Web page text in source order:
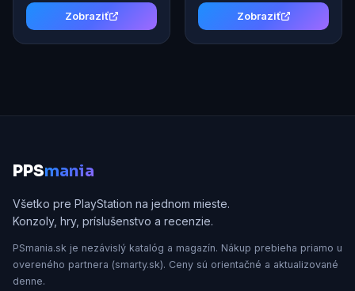
Zobraziť Zobraziť
PPSmania
Všetko pre PlayStation na jednom mieste.
Konzoly, hry, príslušenstvo a recenzie.
PSmania.sk je nezávislý katalóg a magazín. Nákup prebieha priamo u
overeného partnera (smarty.sk). Ceny sú orientačné a aktualizované
denne.